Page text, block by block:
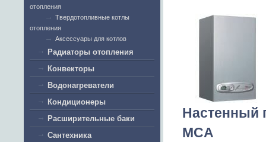
отопления
Твердотопливные котлы
отопления
Аксессуары для котлов
Радиаторы отопления
Конвекторы
Водонагреватели
Кондиционеры
Расширительные баки
Сантехника
Настенный
MCA